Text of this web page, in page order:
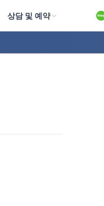
상담 및 예약 유튜브